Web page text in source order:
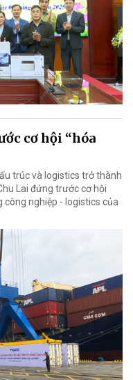
cơ hội “hóa
trúc và logistics trở thành
Lai đứng trước cơ hội
nghiệp - logistics của